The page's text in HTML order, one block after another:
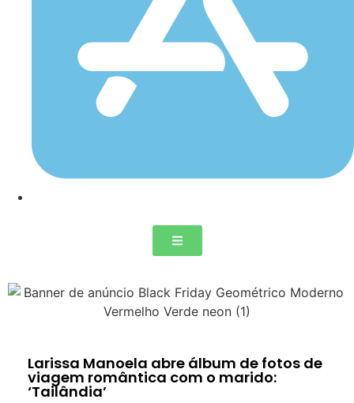
Larissa Manoela abre álbum de fotos de
viagem romântica com o marido:
‘Tailândia’